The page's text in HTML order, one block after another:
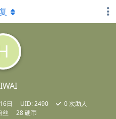
日 UID:2490 0 次助人
丝 28 硬币